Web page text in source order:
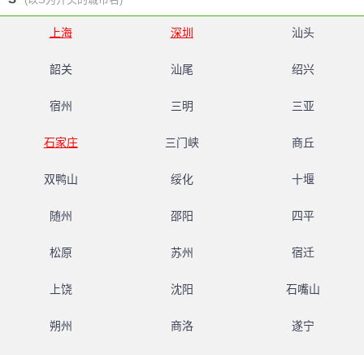
上海 深圳 汕头
韶关 汕尾 绍兴
宿州 三明 三亚
石家庄 三门峡 商丘
双鸭山 绥化 十堰
随州 邵阳 四平
松原 苏州 宿迁
上饶 沈阳 石嘴山
朔州 商洛 遂宁